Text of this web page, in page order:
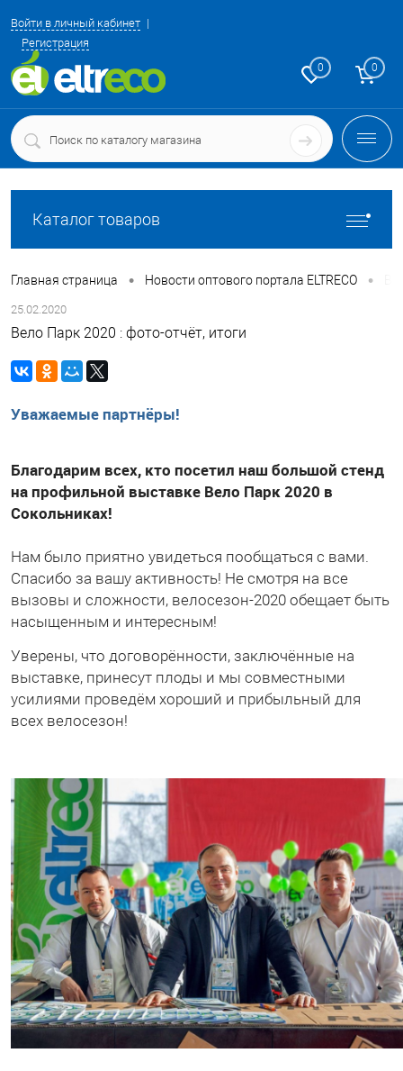
Войти в личный кабинет
Регистрация
0 0
Каталог товаров
Главная страница • Новости оптового портала ELTRECO •
25.02.2020
Вело Парк 2020 : фото-отчёт, итоги
Уважаемые партнёры!
Благодарим всех, кто посетил наш большой стенд
на профильной выставке Вело Парк 2020 в
Сокольниках!
Нам было приятно увидеться пообщаться с вами.
Спасибо за вашу активность! Не смотря на все
вызовы и сложности, велосезон-2020 обещает быть
насыщенным и интересным!
Уверены, что договорённости, заключённые на
выставке, принесут плоды и мы совместными
усилиями проведём хороший и прибыльный для
всех велосезон!